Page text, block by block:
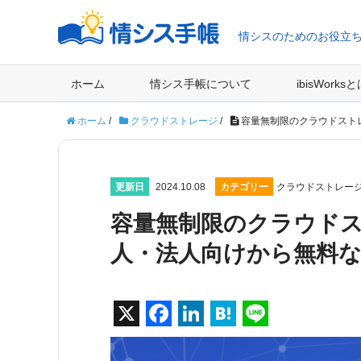
情シスのためのお役立
ホーム 情シス手帳について ibisWorksと
ホーム / クラウドストレージ / 容量無制限のクラウドス
更新日 2024.10.08 カテゴリー クラウドストレー
容量無制限のクラウド
人・法人向けから無料
X
F
a
Li
n
H
at n